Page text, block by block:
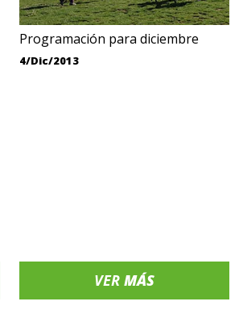
Programación para diciembre
4/Dic/2013
VER MÁS